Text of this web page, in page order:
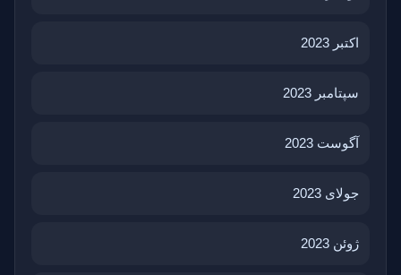
اکتبر 2023
سپتامبر 2023
آگوست 2023
جولای 2023
ژوئن 2023